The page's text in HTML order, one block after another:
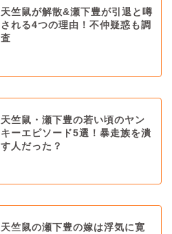
天竺鼠が解散&瀬下豊が引退と噂
される4つの理由！不仲疑惑も調
査
天竺鼠・瀬下豊の若い頃のヤン
キーエピソード5選！暴走族を潰
す人だった？
天竺鼠の瀬下豊の嫁は浮気に寛